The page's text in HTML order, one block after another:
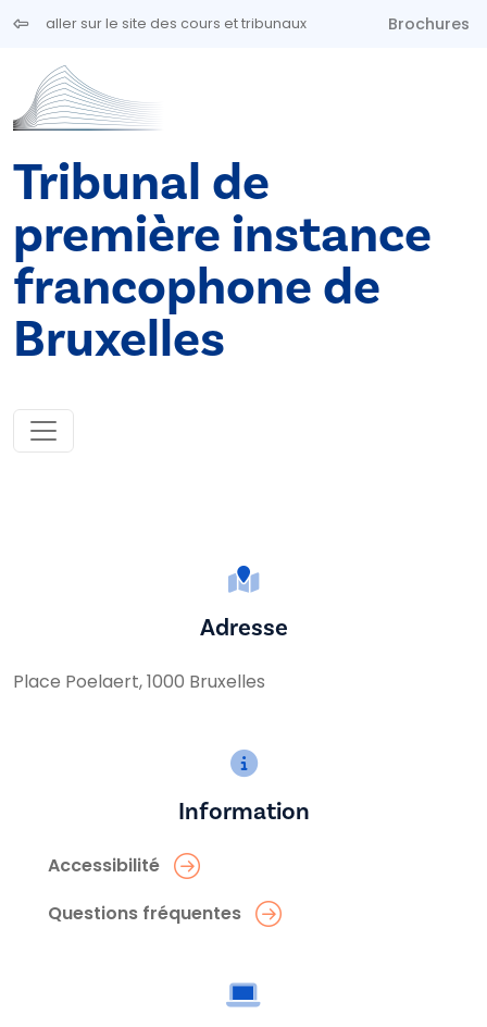
Aller au contenu principal
aller sur le site des cours et tribunaux Brochures
Tribunal de
première instance
francophone de
Bruxelles
Adresse
Place Poelaert, 1000 Bruxelles
Information
Accessibilité
Questions fréquentes